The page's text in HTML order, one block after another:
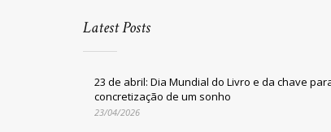
Latest Posts
23 de abril: Dia Mundial do Livro e da chave
concretização de um sonho
23/04/2026